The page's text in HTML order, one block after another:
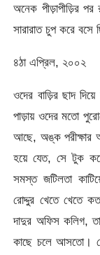
অনেক পীড়াপীড়ির
সারারাত চুপ করে বসে
৪ঠা এপ্রিল, ২০০২
ওদের বাড়ির ছাদ
পাড়ায় ওদের মতো
আছে, অঙ্ক পরীক্ষার
হয়ে যেত, সে টুক
সমস্ত জটিলতা
রোদ্দুর খেতে খেতে কত
দাদুর অফিস কলিগ,
কাছে চলে আসতো।